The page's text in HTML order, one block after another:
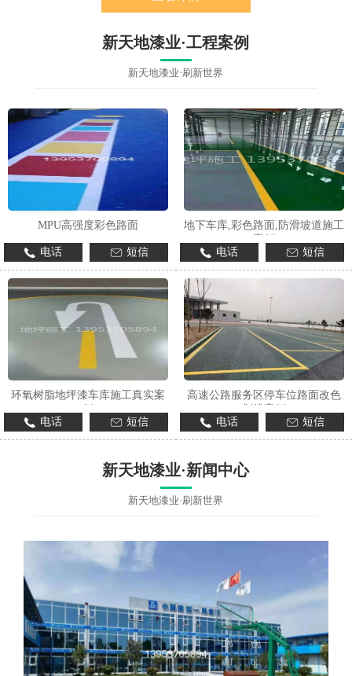
新天地漆业·工程案例
新天地漆业·刷新世界
MPU高强度彩色路面
电话 短信
地下车库,彩色路面,防滑坡道施工
电话
短信
环氧树脂地坪漆车库施工真实案
电话
短信
高速公路服务区停车位路面改色
电话
短信
新天地漆业·新闻中心
新天地漆业·刷新世界